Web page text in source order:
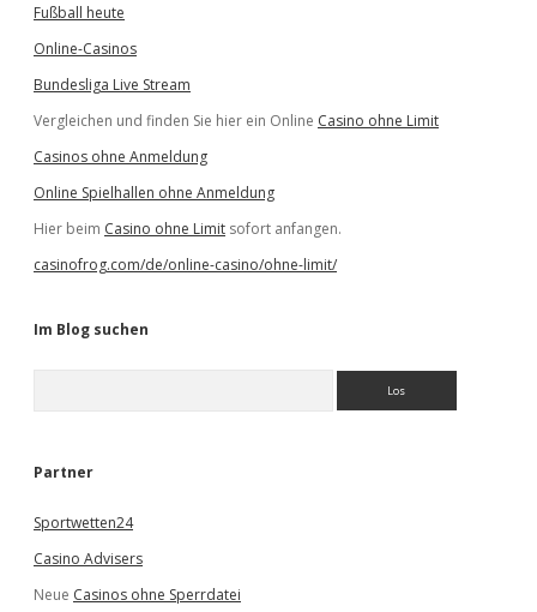
Fußball heute
Online-Casinos
Bundesliga Live Stream
Vergleichen und finden Sie hier ein Online Casino ohne Limit
Casinos ohne Anmeldung
Online Spielhallen ohne Anmeldung
Hier beim Casino ohne Limit sofort anfangen.
casinofrog.com/de/online-casino/ohne-limit/
Im Blog suchen
e
Partner
Sportwetten24
Casino Advisers
Neue Casinos ohne Sperrdatei